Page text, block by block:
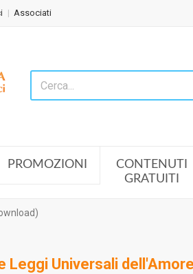
Associati
PROMOZIONI
CONTENUTI
GRATUITI
Leggi Universali